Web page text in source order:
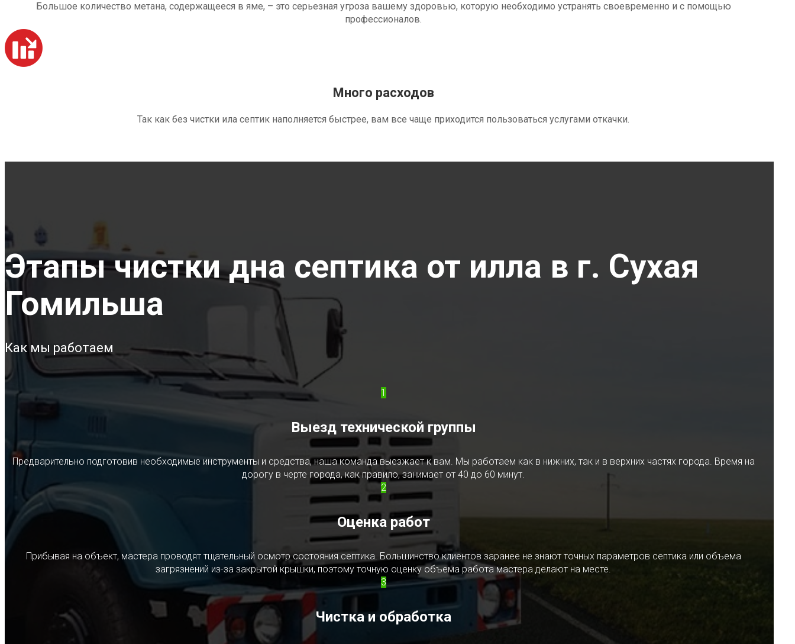
Большое количество метана, содержащееся в яме, – это серьезная угроза вашему здоровью, которую необходимо устранять своевременно и с помощью
профессионалов.
Много расходов
Так как без чистки ила септик наполняется быстрее, вам все чаще приходится пользоваться услугами откачки.
Этапы чистки дна септика от илла в г. Сухая
Гомильша
Как мы работаем
1
Выезд технической группы
Предварительно подготовив необходимые инструменты и средства, наша команда выезжает к вам. Мы работаем как в нижних, так и в верхних частях города. Время на
дорогу в черте города, как правило, занимает от 40 до 60 минут.
2
Оценка работ
Прибывая на объект, мастера проводят тщательный осмотр состояния септика. Большинство клиентов заранее не знают точных параметров септика или объема
загрязнений из-за закрытой крышки, поэтому точную оценку объема работа мастера делают на месте.
3
Чистка и обработка